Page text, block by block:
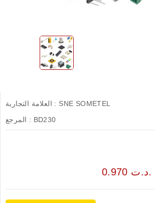
العلامة التجارية : SNE SOMETEL
المرجع : BD230
0.970 د.ت.